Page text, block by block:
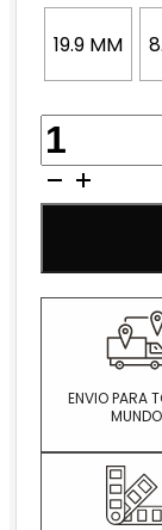
19.9 MM
QUANTIDADE
DE
AUSTIN
ENVIO PARA
MUNDO